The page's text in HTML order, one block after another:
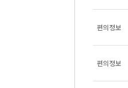
편의정보
편의정보